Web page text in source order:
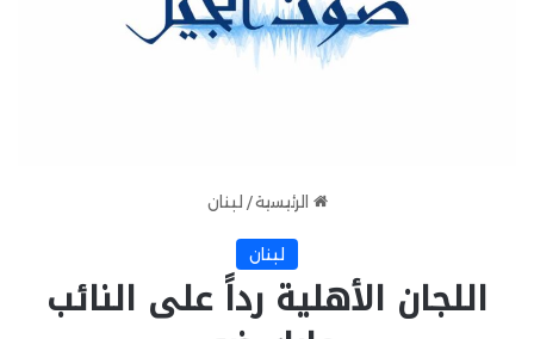
الرئيسية / لبنان
لبنان
اللجان الأهلية رداََ على النائب